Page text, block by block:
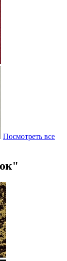
Посмотреть все